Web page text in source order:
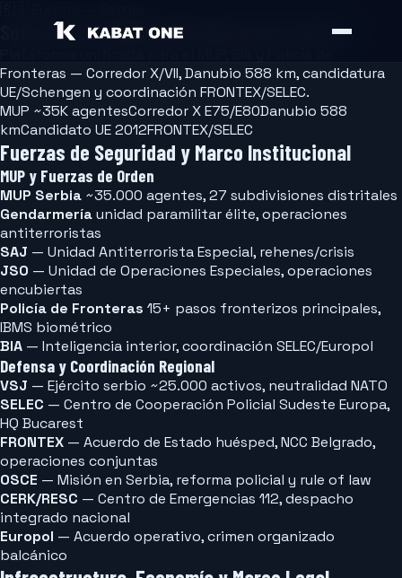
Software de Seguridad Pública para Serbia
Fronteras — Corredor X/VII, Danubio 588 km, candidatura
UE/Schengen y coordinación FRONTEX/SELEC.
MUP ~35K agentesCorredor X E75/E80Danubio 588
kmCandidato UE 2012FRONTEX/SELEC
Fuerzas de Seguridad y Marco Institucional
MUP y Fuerzas de Orden
MUP Serbia ~35.000 agentes, 27 subdivisiones distritales
Gendarmeríaunidad paramilitar élite, operaciones
antiterroristas
SAJ — Unidad Antiterrorista Especial, rehenes/crisis
JSO — Unidad de Operaciones Especiales, operaciones
encubiertas
Policía de Fronteras 15+ pasos fronterizos principales,
IBMS biométrico
BIA — Inteligencia interior, coordinación SELEC/Europol
Defensa y Coordinación Regional
VSJ — Ejército serbio ~25.000 activos, neutralidad NATO
SELEC — Centro de Cooperación Policial Sudeste Europa,
HQ Bucarest
FRONTEX — Acuerdo de Estado huésped, NCC Belgrado,
operaciones conjuntas
OSCE — Misión en Serbia, reforma policial y rule of law
CERK/RESC — Centro de Emergencias 112, despacho
integrado nacional
Europol — Acuerdo operativo, crimen organizado
balcánico